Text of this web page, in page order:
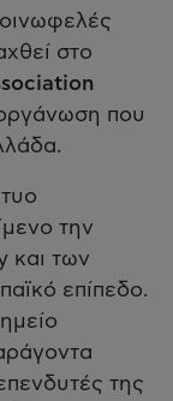
στο
που
την
και των
επίπεδο.
της